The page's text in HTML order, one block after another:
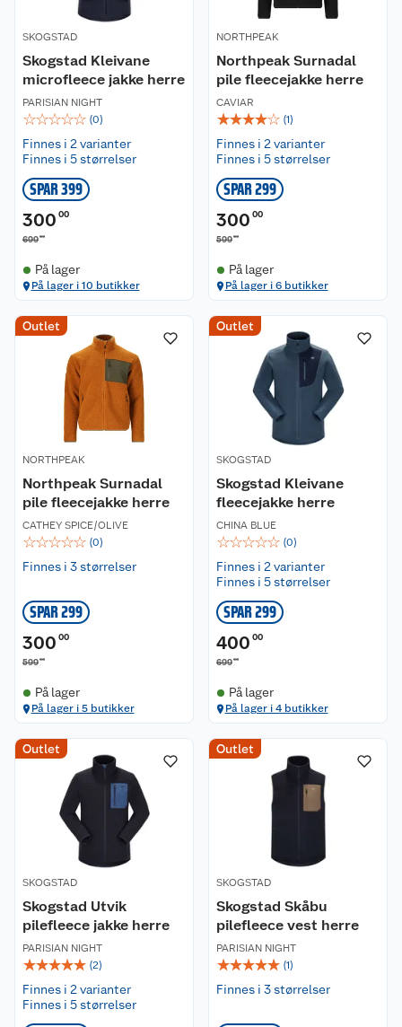
SKOGSTAD
Skogstad Kleivane
microfleece jakke herre
PARISIAN NIGHT
☆☆☆☆☆ (0)
Finnes i 2 varianter
Finnes i 5 størrelser
SPAR 399
300 00
69900
På lager
På lager i 10 butikker
NORTHPEAK
Northpeak Surnadal
pile fleecejakke herre
CAVIAR
☆☆☆☆☆ (1)
Finnes i 2 varianter
Finnes i 5 størrelser
SPAR 299
300 00
59900
På lager
På lager i 6 butikker
Outlet
NORTHPEAK
Northpeak Surnadal
pile fleecejakke herre
CATHEY SPICE/OLIVE
☆☆☆☆☆ (0)
Finnes i 3 størrelser
SPAR 299
300 00
59900
På lager
På lager i 5 butikker
Outlet
SKOGSTAD
Skogstad Kleivane
fleecejakke herre
CHINA BLUE
☆☆☆☆☆ (0)
Finnes i 2 varianter
Finnes i 5 størrelser
SPAR 299
400 00
69900
På lager
På lager i 4 butikker
Outlet
SKOGSTAD
Skogstad Utvik
pilefleece jakke herre
PARISIAN NIGHT
☆☆☆☆☆ (2)
Finnes i 2 varianter
Finnes i 5 størrelser
Outlet
SKOGSTAD
Skogstad Skåbu
pilefleece vest herre
PARISIAN NIGHT
☆☆☆☆☆ (1)
Finnes i 3 størrelser
Nyheter
Våre butikker
Våre merkevarer
Coop kjeder
Kundeservice
Kontakt oss
Angre- og returrett
Reklamasjon og garanti
Ofte stilte spørsmål
Betalingsalternativer